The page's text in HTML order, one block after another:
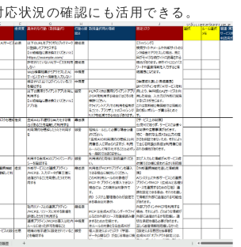
状況の確認にも活用できる。